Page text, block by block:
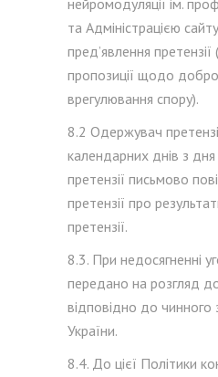
нейромодуляції ім.
та Адміністрацією
пред’явлення
пропозиції щодо
врегулювання спору).
8.2 Одержувач
календарних днів з
претензії письмово
претензії про
претензії.
8.3. При недосягненні
передано на розгляд
відповідно до чинного
України.
8.4. До цієї Політики